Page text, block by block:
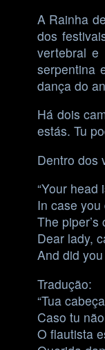
A Rainha
dos
vertebral e
serpentina
dança do
Há dois
estás. Tu
Dentro dos
“Your head
In case you
The
Dear lady,
And did
Tradução:
“Tua
Caso tu
O flautista